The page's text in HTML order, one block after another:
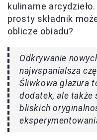
kulinarne
prosty składnik
oblicze obiadu?
Odkrywanie
najwspanialsza
Śliwkowa glazura
dodatek, ale także
bliskich